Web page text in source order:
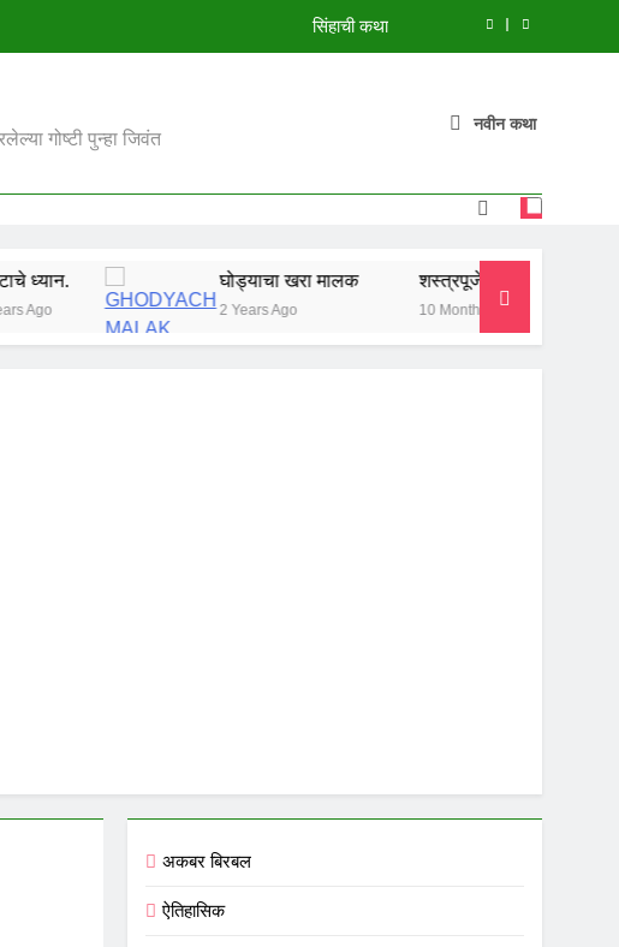
सिंहाची कथा
मुंगी आणि हत्ती
झाडावरची फुलं
गोष्टी पुन्हा जिवंत
नवीन कथा
घोड्याचा खरा मालक
2 Years Ago
शस्त्रपूजेची गोष्ट
10 Months Ago
अकबर बिरबल
ऐतिहासिक